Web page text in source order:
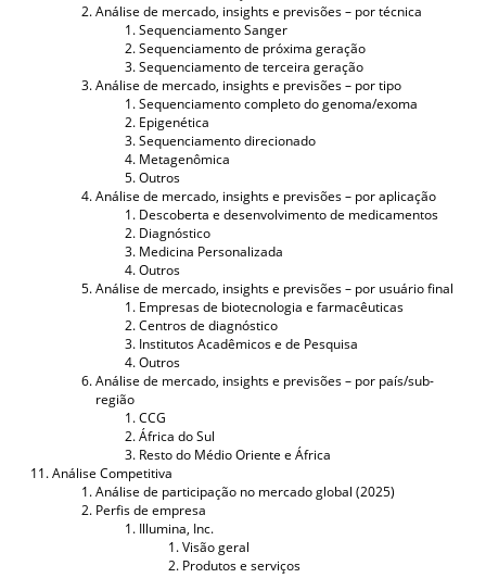
Análise de mercado, insights e previsões – por técnica
Sequenciamento Sanger
Sequenciamento de próxima geração
Sequenciamento de terceira geração
Análise de mercado, insights e previsões – por tipo
Sequenciamento completo do genoma/exoma
Epigenética
Sequenciamento direcionado
Metagenômica
Outros
Análise de mercado, insights e previsões – por aplicação
Descoberta e desenvolvimento de medicamentos
Diagnóstico
Medicina Personalizada
Outros
Análise de mercado, insights e previsões – por usuário final
Empresas de biotecnologia e farmacêuticas
Centros de diagnóstico
Institutos Acadêmicos e de Pesquisa
Outros
Análise de mercado, insights e previsões – por país/sub-
região
CCG
África do Sul
Resto do Médio Oriente e África
Análise Competitiva
Análise de participação no mercado global (2025)
Perfis de empresa
Illumina, Inc.
Visão geral
Produtos e serviços